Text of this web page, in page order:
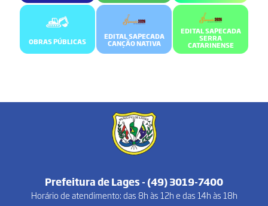
OBRAS PÚBLICAS
EDITAL SAPECADA
CANÇÃO NATIVA
EDITAL SAPECADA
SERRA
CATARINENSE
Prefeitura de Lages - (49) 3019-7400
Horário de atendimento: das 8h às 12h e das 14h às 18h